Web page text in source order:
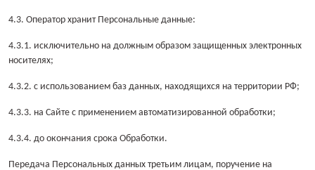
4.3. Оператор хранит Персональные данные:
4.3.1. исключительно на должным образом защищенных электронных
носителях;
4.3.2. с использованием баз данных, находящихся на территории РФ;
4.3.3. на Сайте с применением автоматизированной обработки;
4.3.4. до окончания срока Обработки.
Передача Персональных данных третьим лицам, поручение на